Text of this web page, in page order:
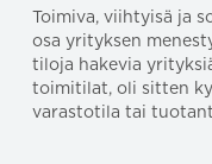
Toimiva, viihtyisä ja
osa yrityksen
tiloja hakevia
toimitilat, oli sitten
varastotila tai